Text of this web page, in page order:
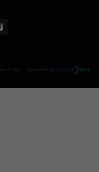
Parte . Powered by Urano web